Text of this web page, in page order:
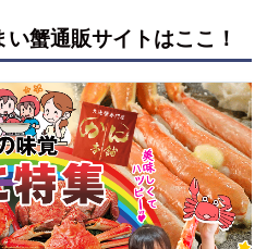
蟹通販サイトはここ！